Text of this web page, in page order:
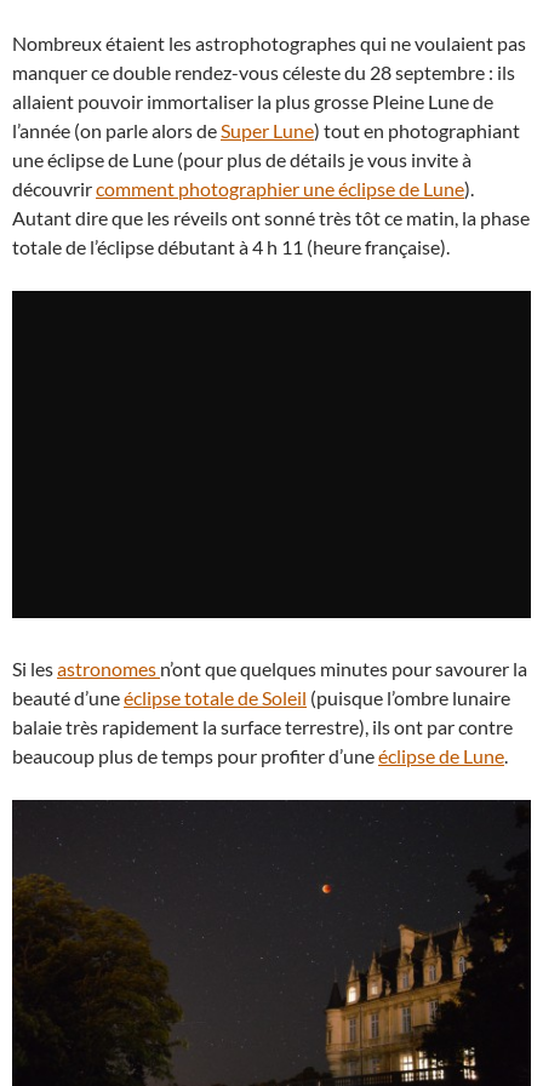
Nombreux étaient les astrophotographes qui ne voulaient pas
manquer ce double rendez-vous céleste du 28 septembre : ils
allaient pouvoir immortaliser la plus grosse Pleine Lune de
l’année (on parle alors de Super Lune) tout en photographiant
une éclipse de Lune (pour plus de détails je vous invite à
découvrircomment photographier une éclipse de Lune).
Autant dire que les réveils ont sonné très tôt ce matin, la phase
totale de l’éclipse débutant à 4 h 11 (heure française).
Si lesastronomes n’ont que quelques minutes pour savourer la
beauté d’uneéclipse totale de Soleil (puisque l’ombre lunaire
balaie très rapidement la surface terrestre), ils ont par contre
beaucoup plus de temps pour profiter d’uneéclipse de Lune